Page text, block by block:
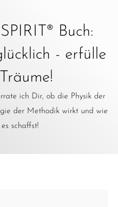
Buch:
- erfülle
ich Dir, ob die Physik der
der Methodik wirkt und wie
schaffst!